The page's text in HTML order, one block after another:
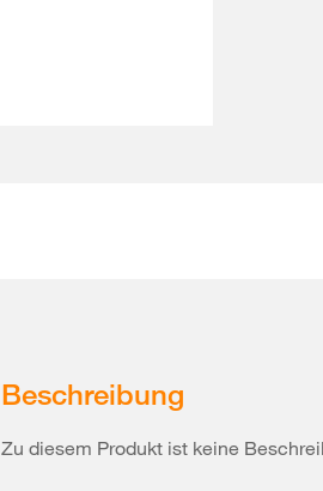
Beschreibung
Zu diesem Produkt ist keine